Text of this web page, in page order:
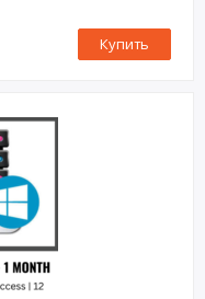
Купить